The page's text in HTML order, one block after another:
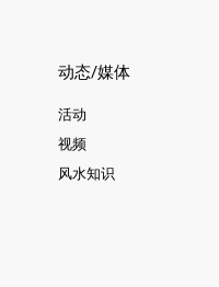
动态/媒体
活动
视频
风水知识